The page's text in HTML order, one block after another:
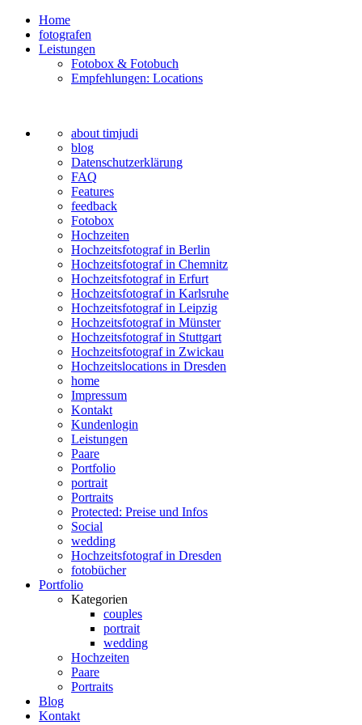
Home
fotografen
Leistungen
Fotobox & Fotobuch
Empfehlungen: Locations
about timjudi
blog
Datenschutzerklärung
FAQ
Features
feedback
Fotobox
Hochzeiten
Hochzeitsfotograf in Berlin
Hochzeitsfotograf in Chemnitz
Hochzeitsfotograf in Erfurt
Hochzeitsfotograf in Karlsruhe
Hochzeitsfotograf in Leipzig
Hochzeitsfotograf in Münster
Hochzeitsfotograf in Stuttgart
Hochzeitsfotograf in Zwickau
Hochzeitslocations in Dresden
home
Impressum
Kontakt
Kundenlogin
Leistungen
Paare
Portfolio
portrait
Portraits
Protected: Preise und Infos
Social
wedding
Hochzeitsfotograf in Dresden
fotobücher
Portfolio
Kategorien
couples
portrait
wedding
Hochzeiten
Paare
Portraits
Blog
Kontakt